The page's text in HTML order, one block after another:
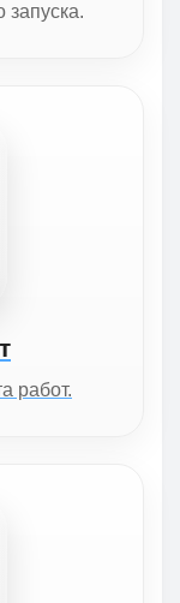
запуска.
работ.